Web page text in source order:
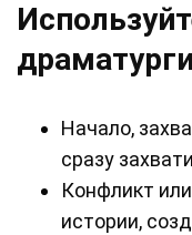
Начало,
сразу
Конфликт
истории,